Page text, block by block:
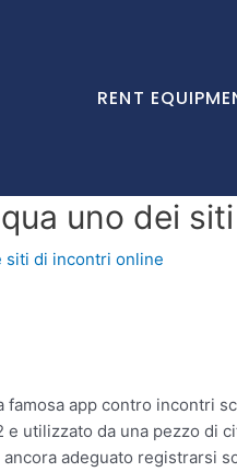
RENT
uno dei
siti di incontri online
famosa app contro incontri
e utilizzato da una pezzo di
ancora adeguato registrarsi